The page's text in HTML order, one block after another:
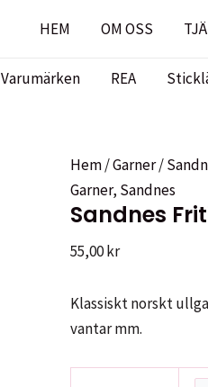
HEM OM OSS
Varumärken REA
Hem/Garner/
Garner, Sandnes
Sandnes
55,00kr
Klassiskt norskt
vantar mm.